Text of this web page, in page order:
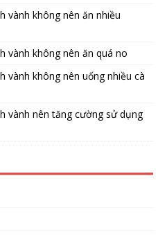
vành không nên ăn nhiều
vành không nên ăn quá no
vành không nên uống nhiều cà
vành nên tăng cường sử dụng